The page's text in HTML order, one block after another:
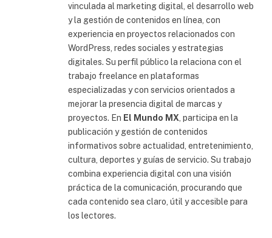
vinculada al marketing digital, el desarrollo web
y la gestión de contenidos en línea, con
experiencia en proyectos relacionados con
WordPress, redes sociales y estrategias
digitales. Su perfil público la relaciona con el
trabajo freelance en plataformas
especializadas y con servicios orientados a
mejorar la presencia digital de marcas y
proyectos. En El Mundo MX , participa en la
publicación y gestión de contenidos
informativos sobre actualidad, entretenimiento,
cultura, deportes y guías de servicio. Su trabajo
combina experiencia digital con una visión
práctica de la comunicación, procurando que
cada contenido sea claro, útil y accesible para
los lectores.